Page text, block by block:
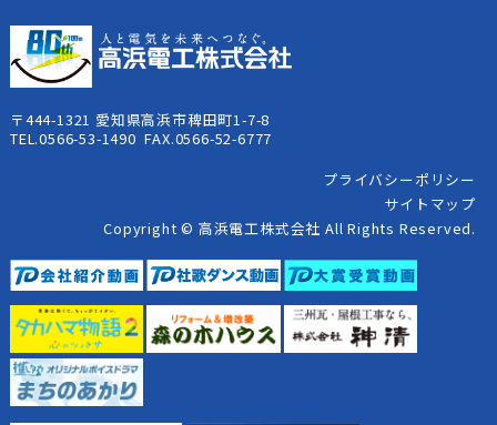
〒444-1321 愛知県高浜市稗田町1-7-8
TEL.0566-53-1490 FAX.0566-52-6777
プライバシーポリシー
サイトマップ
Copyright © 高浜電工株式会社 All Rights Reserved.